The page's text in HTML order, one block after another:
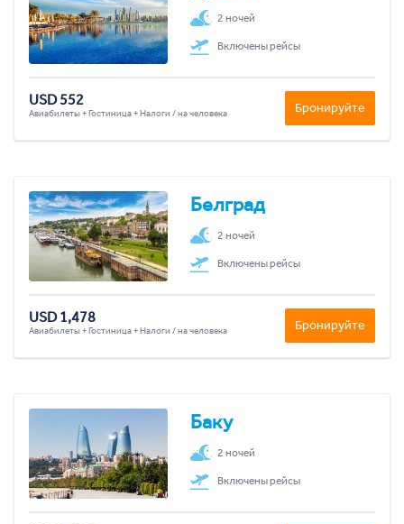
2 ночей
Включены рейсы
USD 552
Авиабилеты + Гостиница + Налоги / на человека Бронируйте
Белград
2 ночей
Включены рейсы
USD 1,478
Авиабилеты + Гостиница + Налоги / на человека Бронируйте
Баку
2 ночей
Включены рейсы